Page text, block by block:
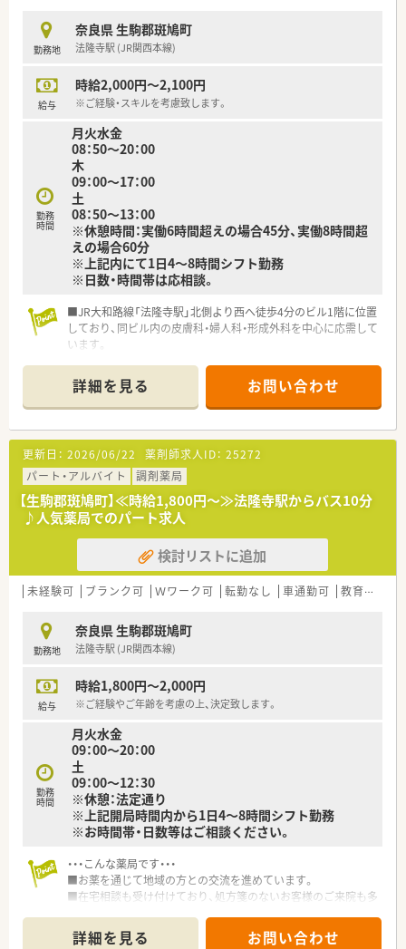
■広域からの様々な処方箋に対応するため、幅広い全科目の調剤
スキルをバランスよく磨いていくことが可能な環境です。
■調剤業務のほかにも、地域のお客様のセルフメディケーション
【職場環境と雰囲気】
師が安心して働けるよう最新の機械設備が導入されています。
■投薬カウンターには薬歴閲覧用のタブレット端末が設置され
ており、対物業務を効率化して丁寧な指導に集中できます。
■多くの店舗に医療事務が配属されており、1人薬剤師の店舗で
もダブルチェックによりミスを防ぐ仕組みが確立しています。
勤務地
奈良県 生駒郡斑鳩町
法隆寺駅 (JR関西本線)
給与
時給2,000円～2,100円
※ご経験・スキルを考慮致します。
勤務
時間
月火水金
08：50～20：00
木
09：00～17：00
土
08：50～13：00
※休憩時間：実働6時間超えの場合45分、実働8時間超
えの場合60分
※上記内にて1日4～8時間シフト勤務
※日数・時間帯は応相談。
■JR大和路線「法隆寺駅」北側より西へ徒歩4分のビル1階に位置
しており、同ビル内の皮膚科・婦人科・形成外科を中心に応需して
います。
を超える患者様が来局される活気のある店舗です。
■薬剤師は常時3～4名が在籍し、他に医療事務もおり協力し合
いながら効率的に業務を行っています。
・・・こんな法人です・・・
■全国に400店舗以上展開している大手チェーン薬局です。
■全国展開ながら、地域密着の取り組みを大切にしているところ
も特徴です♪
■病院門前2割、クリニック門前/モールが8割の展開です！地域
の方やドクターとしっかりコミュニケーションを取りたい方に
もおすすめです。
■病態研修、医薬品研修、マナー・コミュニケーション研修など
のほか、認定薬剤師取得のための助成制度も設けています。
詳細を見る お問い合わせ
更新日： 2026/06/22 薬剤師求人ID： 25272
パート・アルバイト
調剤薬局
【生駒郡斑鳩町】≪時給1,800円～≫法隆寺駅からバス10分
♪人気薬局でのパート求人
検討リストに追加
未経験可 ブランク可 Ｗワーク可 転勤なし 車通勤可 教育制度あり
勤務地
奈良県 生駒郡斑鳩町
法隆寺駅 (JR関西本線)
給与
時給1,800円～2,000円
※ご経験やご年齢を考慮の上、決定致します。
勤務
時間
月火水金
09：00～20：00
土
09：00～12：30
※休憩：法定通り
※上記開局時間内から1日4～8時間シフト勤務
※お時間帯・日数等はご相談ください。
・・・こんな薬局です・・・
■お薬を通じて地域の方との交流を進めています。
■在宅相談も受け付けており、処方箋のないお客様のご来院も多
詳細を見る お問い合わせ